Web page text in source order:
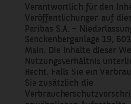
Verantwortlich für den
Veröffentlichungen auf
Paribas S.A. –
Senckenberganlage 19,
Main. Die Inhalte dieser
Nutzungsverhältnis
Recht. Falls Sie ein
Sie zusätzlich die